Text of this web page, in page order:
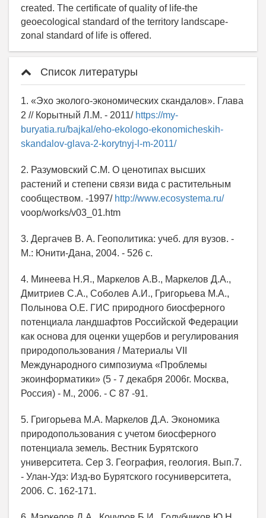
created. The certificate of quality of life-the
geoecological standard of the territory landscape-
zonal standard of life is offered.
Список литературы
1. «Эхо эколого-экономических скандалов». Глава
2 // Корытный Л.М. - 2011/ https://my-
buryatia.ru/bajkal/eho-ekologo-ekonomicheskih-
skandalov-glava-2-korytnyj-l-m-2011/
2. Разумовский С.М. О ценотипах высших
растений и степени связи вида с растительным
сообществом. -1997/ http://www.ecosystema.ru/
voop/works/v03_01.htm
3. Дергачев В. А. Геополитика: учеб. для вузов. -
М.: Юнити-Дана, 2004. - 526 с.
4. Минеева Н.Я., Маркелов А.В., Маркелов Д.А.,
Дмитриев С.А., Соболев А.И., Григорьева М.А.,
Полынова О.Е. ГИС природного биосферного
потенциала ландшафтов Российской Федерации
как основа для оценки ущербов и регулирования
природопользования / Материалы VII
Международного симпозиума «Проблемы
экоинформатики» (5 - 7 декабря 2006г. Москва,
Россия) - М., 2006. - С 87 -91.
5. Григорьева М.А. Маркелов Д.А. Экономика
природопользования с учетом биосферного
потенциала земель. Вестник Бурятского
университета. Сер 3. География, геология. Вып.7.
- Улан-Удэ: Изд-во Бурятского госуниверситета,
2006. С. 162-171.